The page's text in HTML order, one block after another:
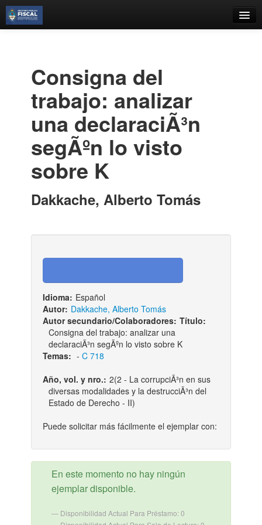
Estantes Virtuales
Contacto
Iniciar sesión
Consigna del
trabajo: analizar
una declaraciÃ³n
segÃºn lo visto
sobre K
Dakkache, Alberto Tomás
Idioma: Español
Autor: Dakkache, Alberto Tomás
Autor secundario/Colaboradores: Título:
Consigna del trabajo: analizar una
declaraciÃ³n segÃºn lo visto sobre K
Temas: - C 718
Año, vol. y nro.: 2(2 - La corrupciÃ³n en sus
diversas modalidades y la destrucciÃ³n del
Estado de Derecho - II)
Puede solicitar más fácilmente el ejemplar con:
En este momento no hay ningún
ejemplar disponible.
Disponibilidad Actual Para Préstamo: 0